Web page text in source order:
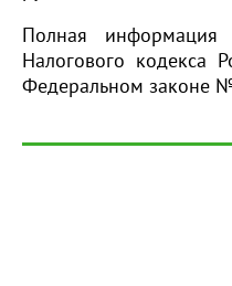
Полная
Налогового кодекса
Федеральном законе